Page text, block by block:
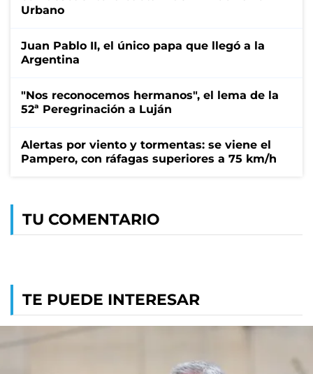
Urbano
Juan Pablo II, el único papa que llegó a la
Argentina
"Nos reconocemos hermanos", el lema de la
52ª Peregrinación a Luján
Alertas por viento y tormentas: se viene el
Pampero, con ráfagas superiores a 75 km/h
TU COMENTARIO
TE PUEDE INTERESAR